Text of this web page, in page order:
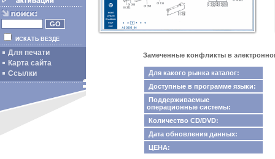
ИСКАТЬ ВЕЗДЕ
Для печати
Карта сайта
Ссылки
Замеченные конфликты в
Для какого рынка каталог:
Доступные в программе языки:
Поддерживаемые
операционные системы:
Количество CD/DVD:
Дата обновления данных:
ЦЕНА: